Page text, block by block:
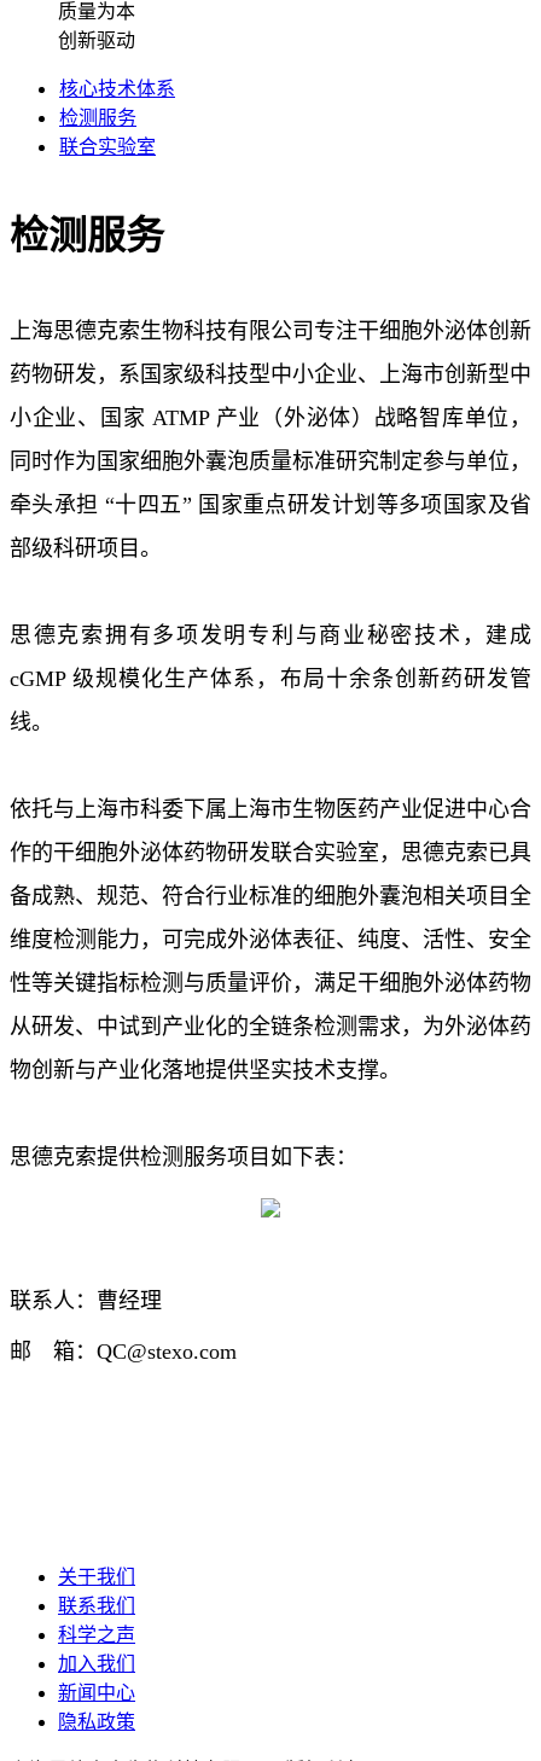
质量为本
创新驱动
核心技术体系
检测服务
联合实验室
检测服务
上海思德克索生物科技有限公司专注干细胞外泌体创新
药物研发，系国家级科技型中小企业、上海市创新型中
小企业、国家 ATMP 产业（外泌体）战略智库单位，
同时作为国家细胞外囊泡质量标准研究制定参与单位，
牵头承担 “十四五” 国家重点研发计划等多项国家及省
部级科研项目。
思德克索拥有多项发明专利与商业秘密技术，建成
cGMP 级规模化生产体系，布局十余条创新药研发管
线。
依托与上海市科委下属上海市生物医药产业促进中心合
作的干细胞外泌体药物研发联合实验室，思德克索已具
备成熟、规范、符合行业标准的细胞外囊泡相关项目全
维度检测能力，可完成外泌体表征、纯度、活性、安全
性等关键指标检测与质量评价，满足干细胞外泌体药物
从研发、中试到产业化的全链条检测需求，为外泌体药
物创新与产业化落地提供坚实技术支撑。
思德克索提供检测服务项目如下表：
联系人：曹经理
邮 箱：QC@stexo.com
关于我们
联系我们
科学之声
加入我们
新闻中心
隐私政策